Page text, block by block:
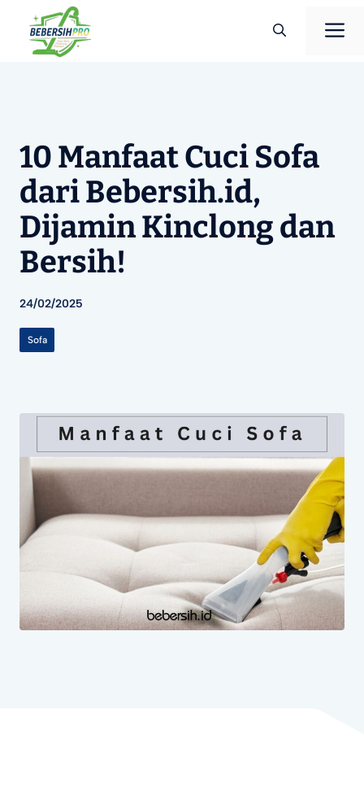
Langsung
10 Manfaat Cuci Sofa
dari Bebersih.id,
Dijamin Kinclong dan
Bersih!
24/02/2025
Sofa